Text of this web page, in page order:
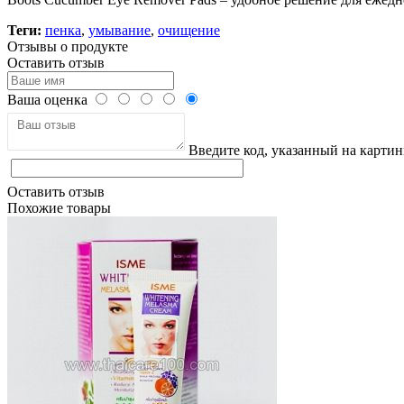
Теги: пенка, умывание, очищение
Отзывы о продукте
Оставить отзыв
Ваша оценка
Введите код, указанный на
Оставить отзыв
Похожие товары